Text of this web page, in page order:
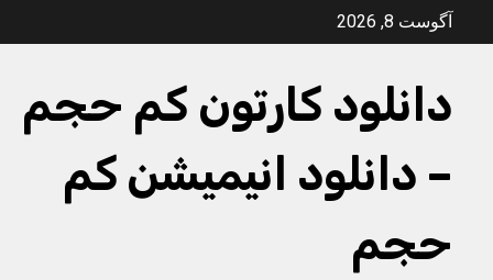
آگوست 8, 2026
دانلود کارتون کم حجم
– دانلود انیمیشن کم
حجم